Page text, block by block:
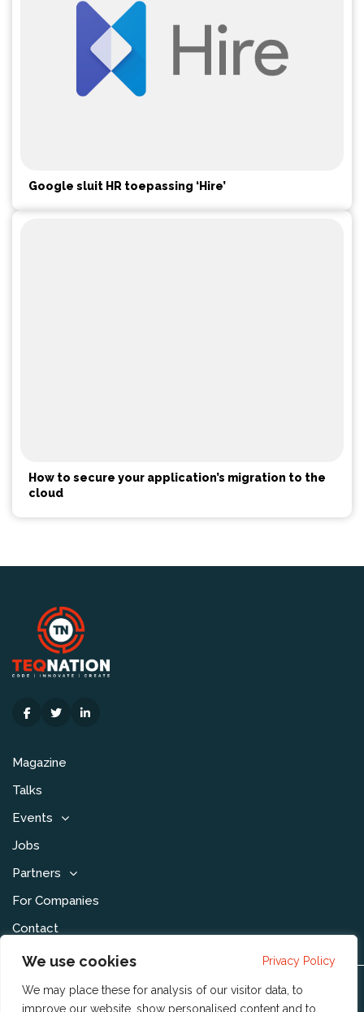
We use cookies Privacy Policy
We may place these for analysis of our visitor data, to
improve our website, show personalised content and to
Google sluit HR toepassing ‘Hire’
How to secure your application’s migration to the
cloud
Magazine
Talks
Events
Jobs
Partners
For Companies
Contact
Disclaimer & Voorwaarden